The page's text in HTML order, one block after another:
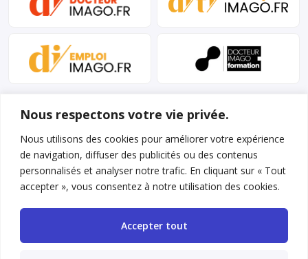
Nous respectons votre vie privée.
Nous utilisons des cookies pour améliorer votre expérience
de navigation, diffuser des publicités ou des contenus
personnalisés et analyser notre trafic. En cliquant sur « Tout
accepter », vous consentez à notre utilisation des cookies.
Accepter tout
Mentions légales et conditions d’utilisation
Charte déontologique
Gestion des cookies